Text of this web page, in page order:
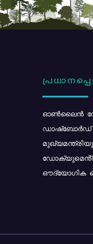
ഓൺലൈൻ
ഡാഷ്ബോർഡ്
ഡോക്യുമെൻ്റ്
ഔദ്യോഗിക